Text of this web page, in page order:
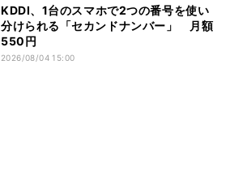
KDDI、1台のスマホで2つの番号を使い
分けられる「セカンドナンバー」 月額
550円
2026/08/04 15:00